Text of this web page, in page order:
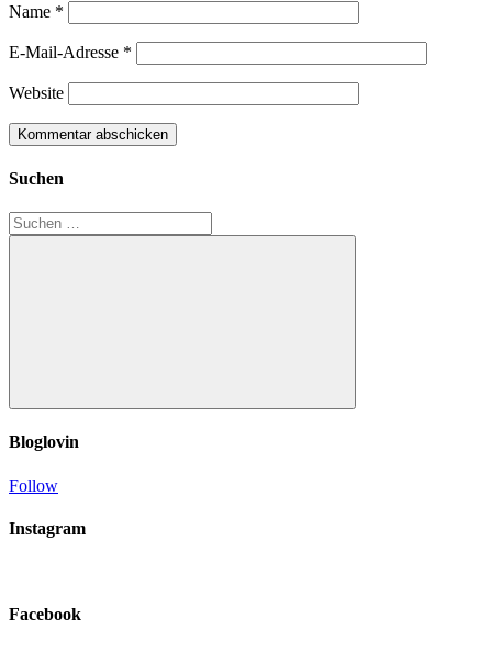
Name *
E-Mail-Adresse *
Website
Suchen
Suchen
nach:
Suchen
Bloglovin
Follow
Instagram
Facebook